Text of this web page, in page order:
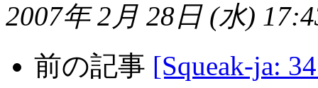
2007年 2月 28日 (水)
前の記事 [Squeak-ja: